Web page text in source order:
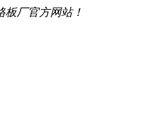
板厂官方网站！